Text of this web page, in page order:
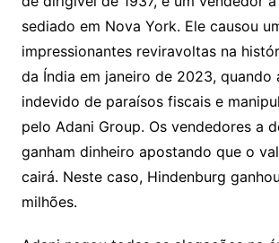
sediado em Nova York. Ele causou
impressionantes reviravoltas na
da Índia em janeiro de 2023, quando
indevido de paraísos fiscais e
pelo Adani Group. Os vendedores a
ganham dinheiro apostando que o
cairá. Neste caso, Hindenburg
milhões.